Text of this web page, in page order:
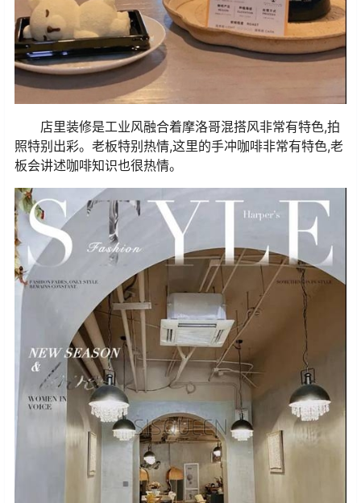
店里装修是工业风融合着摩洛哥混搭风非常有特色,拍
照特别出彩。老板特别热情,这里的手冲咖啡非常有特色,老
板会讲述咖啡知识也很热情。